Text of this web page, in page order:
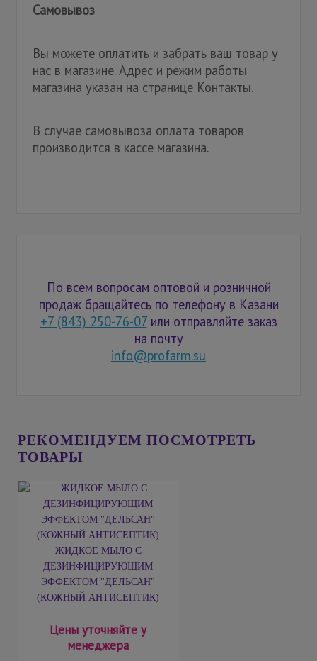
Самовывоз
Вы можете оплатить и забрать ваш товар у
нас в магазине. Адрес и режим работы
магазина указан на странице Контакты.
В случае самовывоза оплата товаров
производится в кассе магазина.
По всем вопросам оптовой и розничной
продаж бращайтесь по телефону в Казани
+7 (843) 250-76-07или отправляйте заказ
на почту
info@profarm.su
РЕКОМЕНДУЕМ ПОСМОТРЕТЬ
ТОВАРЫ
ЖИДКОЕ МЫЛО С
ДЕЗИНФИЦИРУЮЩИМ
ЭФФЕКТОМ "ДЕЛЬСАН"
(КОЖНЫЙ АНТИСЕПТИК)
Цены уточняйте у
менеджера